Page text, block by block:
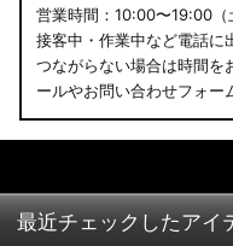
営業時間：10:00〜19:00（
接客中・作業中など電話に
つながらない場合は時間を
ールやお問い合わせフォー
最近チェックしたアイ